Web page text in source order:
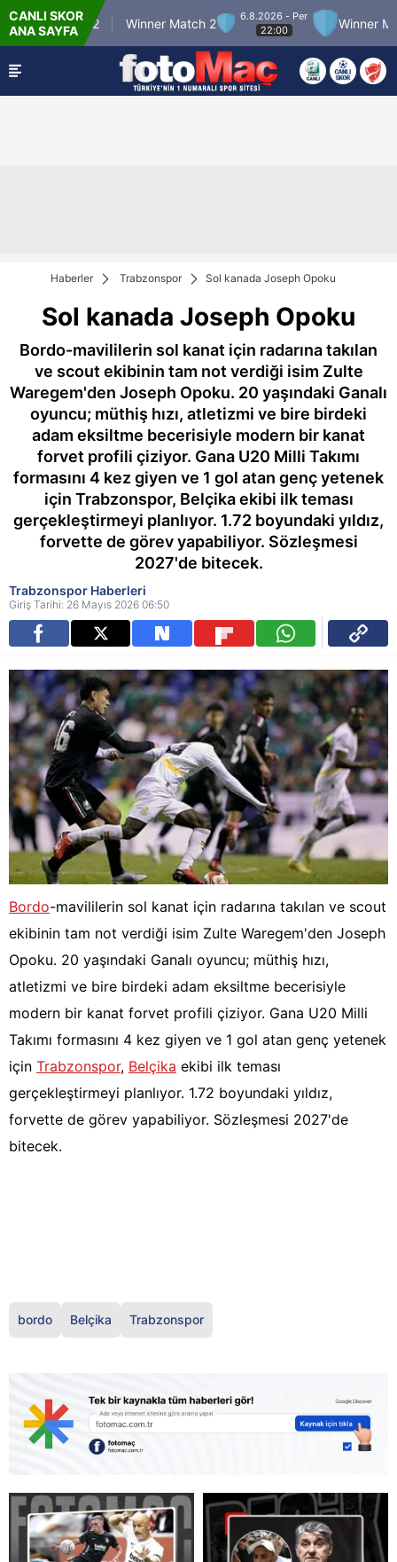
CANLI SKOR
ANA SAYFA
Match 12 Winner Match 2
6.8.2026 - Per
22:00
Winner
Haberler Trabzonspor Sol kanada Joseph Opoku
Sol kanada Joseph Opoku
Bordo-mavililerin sol kanat için radarına takılan
ve scout ekibinin tam not verdiği isim Zulte
Waregem'den Joseph Opoku. 20 yaşındaki Ganalı
oyuncu; müthiş hızı, atletizmi ve bire birdeki
adam eksiltme becerisiyle modern bir kanat
forvet profili çiziyor. Gana U20 Milli Takımı
formasını 4 kez giyen ve 1 gol atan genç yetenek
için Trabzonspor, Belçika ekibi ilk teması
gerçekleştirmeyi planlıyor. 1.72 boyundaki yıldız,
forvette de görev yapabiliyor. Sözleşmesi
2027'de bitecek.
Trabzonspor Haberleri
Giriş Tarihi: 26 Mayıs 2026 06:50
Bordo-mavililerin sol kanat için radarına takılan ve scout
ekibinin tam not verdiği isim Zulte Waregem'den Joseph
Opoku. 20 yaşındaki Ganalı oyuncu; müthiş hızı,
atletizmi ve bire birdeki adam eksiltme becerisiyle
modern bir kanat forvet profili çiziyor. Gana U20 Milli
Takımı formasını 4 kez giyen ve 1 gol atan genç yetenek
için Trabzonspor, Belçika ekibi ilk teması
gerçekleştirmeyi planlıyor. 1.72 boyundaki yıldız,
forvette de görev yapabiliyor. Sözleşmesi 2027'de
bitecek.
bordo Belçika Trabzonspor